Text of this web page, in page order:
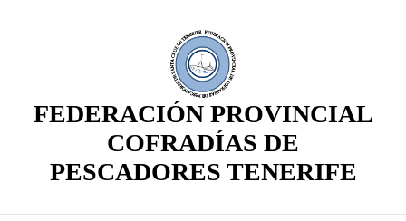
FEDERACIÓN PROVINCIAL
COFRADÍAS DE
PESCADORES TENERIFE